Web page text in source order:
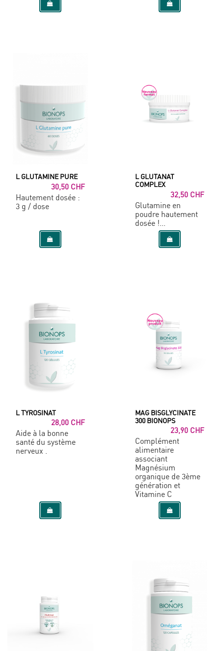
L GLUTAMINE PURE
30,50 CHF
Hautement dosée :
3 g / dose
L GLUTANAT
COMPLEX
32,50 CHF
Glutamine en
poudre hautement
dosée !...
L TYROSINAT
28,00 CHF
Aide à la bonne
santé du système
nerveux .
MAG BISGLYCINATE
300 BIONOPS
23,90 CHF
Complément
alimentaire
associant
Magnésium
organique de 3ème
génération et
Vitamine C